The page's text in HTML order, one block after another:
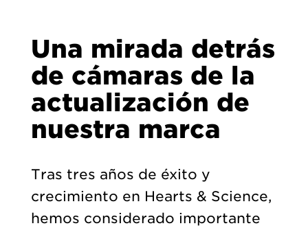
Una mirada detrás
de cámaras de la
actualización de
nuestra marca
Tras tres años de éxito y
crecimiento en Hearts & Science,
hemos considerado importante